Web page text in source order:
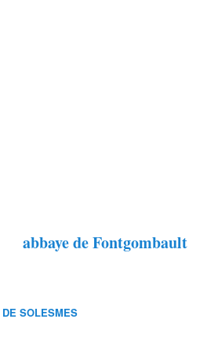
abbaye de Fontgombault
SOLESMES